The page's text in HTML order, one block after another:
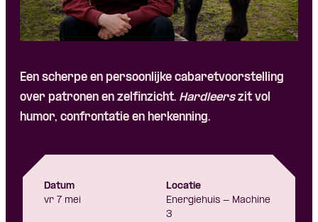
Skip navigatie
Een scherpe en persoonlijke cabaretvoorstelling
over patronen en zelfinzicht. Hardleerszit vol
humor, confrontatie en herkenning.
Datum
vr 7 mei
Locatie
Energiehuis - Machine
3